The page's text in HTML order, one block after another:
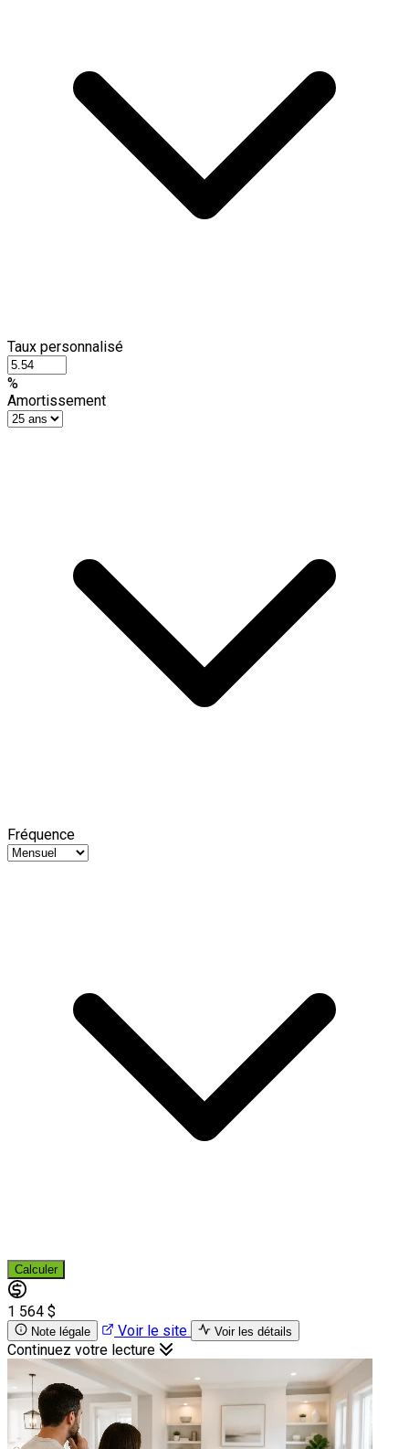
Taux personnalisé
%
Amortissement
Fréquence
Calculer
1 564 $
Note légale Voir le site Voir les détails
Continuez votre lecture